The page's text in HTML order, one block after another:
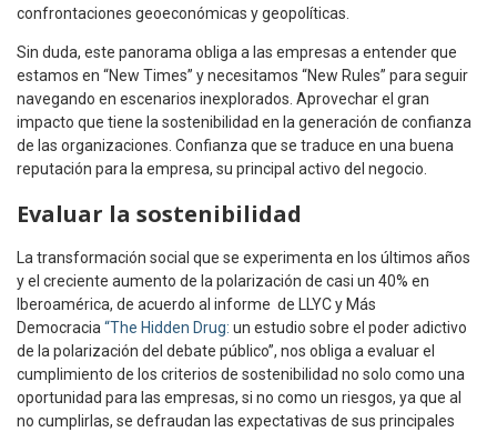
confrontaciones geoeconómicas y geopolíticas.
Sin duda, este panorama obliga a las empresas a entender que
estamos en “New Times” y necesitamos “New Rules” para seguir
navegando en escenarios inexplorados. Aprovechar el gran
impacto que tiene la sostenibilidad en la generación de confianza
de las organizaciones. Confianza que se traduce en una buena
reputación para la empresa, su principal activo del negocio.
Evaluar la sostenibilidad
La transformación social que se experimenta en los últimos años
y el creciente aumento de la polarización de casi un 40% en
Iberoamérica, de acuerdo al informe de LLYC y Más
Democracia “The Hidden Drug: un estudio sobre el poder adictivo
de la polarización del debate público”, nos obliga a evaluar el
cumplimiento de los criterios de sostenibilidad no solo como una
oportunidad para las empresas, si no como un riesgos, ya que al
no cumplirlas, se defraudan las expectativas de sus principales